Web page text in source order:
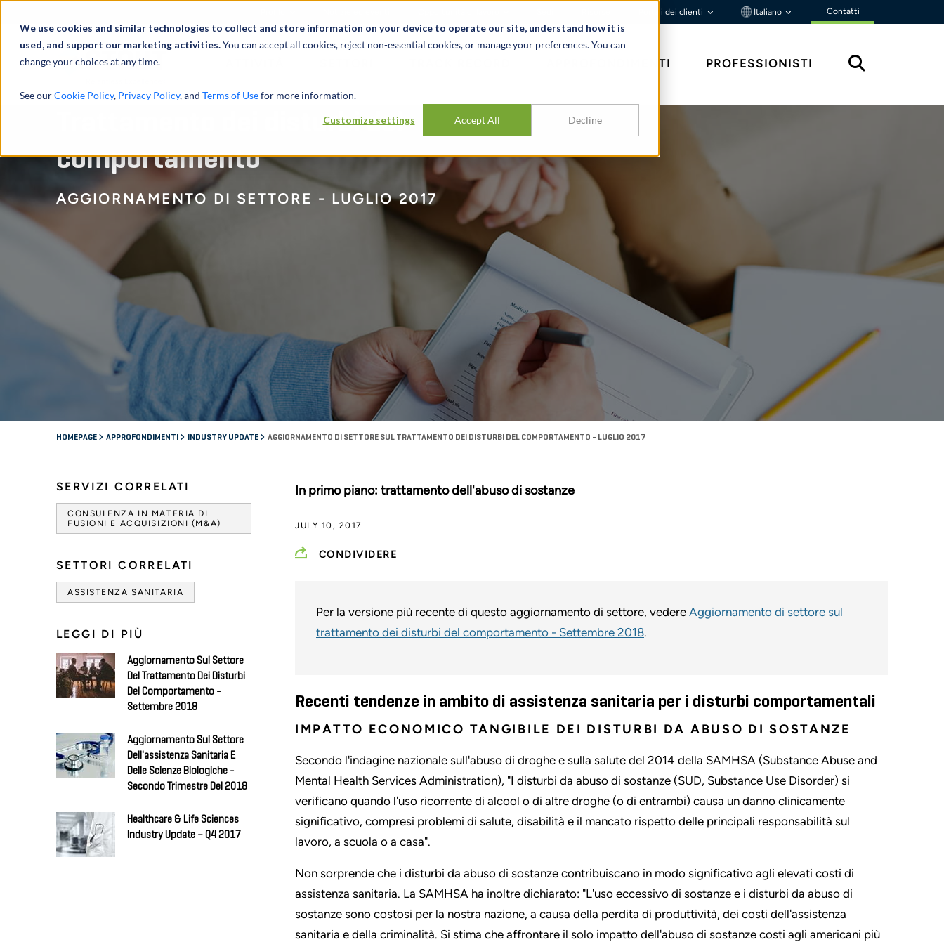
We use cookies and similar technologies to collect and store information on your device to operate our site, understand how it is
used, and support our marketing activities.You can accept all cookies, reject non-essential cookies, or manage your preferences. You can
change your choices at any time.
See ourCookie Policy, Privacy Policy, and Terms of Usefor more information.
Customize settings Accept All Decline
Portali dei clienti Italiano Contatti
APPROFONDIMENTI PROFESSIONISTI
Trattamento dei disturbi del
comportamento
AGGIORNAMENTO DI SETTORE - LUGLIO 2017
HOMEPAGE APPROFONDIMENTI INDUSTRY UPDATE AGGIORNAMENTO DI SETTORE SUL TRATTAMENTO DEI DISTURBI DEL COMPORTAMENTO - LUGLIO 2017
SERVIZI CORRELATI
CONSULENZA IN MATERIA DI
FUSIONI E ACQUISIZIONI (M&A)
SETTORI CORRELATI
ASSISTENZA SANITARIA
LEGGI DI PIÙ
Aggiornamento Sul Settore
Del Trattamento Dei Disturbi
Del Comportamento -
Settembre 2018
Aggiornamento Sul Settore
Dell'assistenza Sanitaria E
Delle Scienze Biologiche -
Secondo Trimestre Del 2018
Healthcare & Life Sciences
Industry Update – Q4 2017
In primo piano: trattamento dell'abuso di sostanze
JULY 10, 2017
CONDIVIDERE
Per la versione più recente di questo aggiornamento di settore, vedere Aggiornamento di settore sul
trattamento dei disturbi del comportamento - Settembre 2018.
Recenti tendenze in ambito di assistenza sanitaria per i disturbi comportamentali
IMPATTO ECONOMICO TANGIBILE DEI DISTURBI DA ABUSO DI SOSTANZE
Secondo l'indagine nazionale sull'abuso di droghe e sulla salute del 2014 della SAMHSA (Substance Abuse and
Mental Health Services Administration), "I disturbi da abuso di sostanze (SUD, Substance Use Disorder) si
verificano quando l'uso ricorrente di alcool o di altre droghe (o di entrambi) causa un danno clinicamente
significativo, compresi problemi di salute, disabilità e il mancato rispetto delle principali responsabilità sul
lavoro, a scuola o a casa".
Non sorprende che i disturbi da abuso di sostanze contribuiscano in modo significativo agli elevati costi di
assistenza sanitaria. La SAMHSA ha inoltre dichiarato: "L'uso eccessivo di sostanze e i disturbi da abuso di
sostanze sono costosi per la nostra nazione, a causa della perdita di produttività, dei costi dell'assistenza
sanitaria e della criminalità. Si stima che affrontare il solo impatto dell'abuso di sostanze costi agli americani più